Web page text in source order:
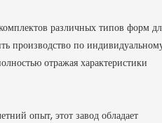
различных типов форм
производство по
отражая характеристики
опыт, этот завод обладает